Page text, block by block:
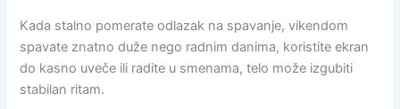
Kada stalno pomerate odlazak na spavanje, vikendom
spavate znatno duže nego radnim danima, koristite ekran
do kasno uveče ili radite u smenama, telo može izgubiti
stabilan ritam.